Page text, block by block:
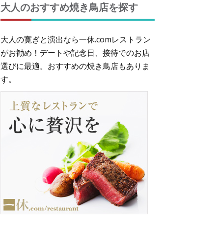
大人のおすすめ焼き鳥店を探す
大人の寛ぎと演出なら一休.comレストラン
がお勧め！デートや記念日、接待でのお店
選びに最適。おすすめの焼き鳥店もありま
す。